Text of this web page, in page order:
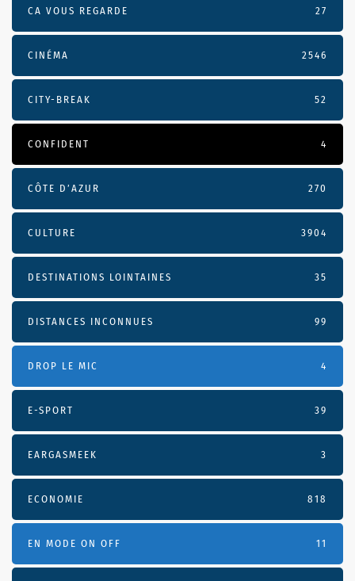
CA VOUS REGARDE 27
CINÉMA 2546
CITY-BREAK 52
CONFIDENT 4
CÔTE D’AZUR 270
CULTURE 3904
DESTINATIONS LOINTAINES 35
DISTANCES INCONNUES 99
DROP LE MIC 4
E-SPORT 39
EARGASMEEK 3
ECONOMIE 818
EN MODE ON OFF 11